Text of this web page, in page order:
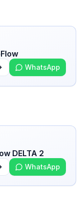
WhatsApp
DELTA 2
WhatsApp